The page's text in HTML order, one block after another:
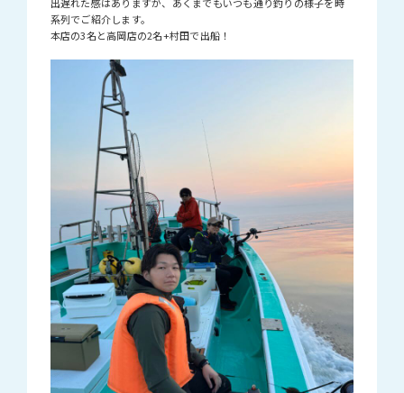
系列でご紹介します。
本店の3名と高岡店の2名+村田で出船！